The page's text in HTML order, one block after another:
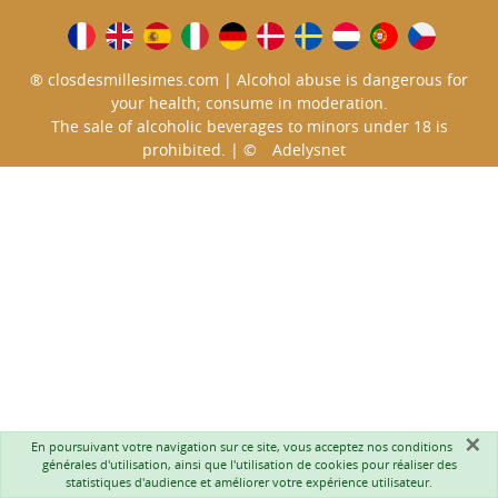
® closdesmillesimes.com | Alcohol abuse is dangerous for
your health; consume in moderation.
The sale of alcoholic beverages to minors under 18 is
prohibited. | ©
Adelysnet
×
En poursuivant votre navigation sur ce site, vous acceptez nos conditions
générales d'utilisation, ainsi que l'utilisation de cookies pour réaliser des
statistiques d'audience et améliorer votre expérience utilisateur.